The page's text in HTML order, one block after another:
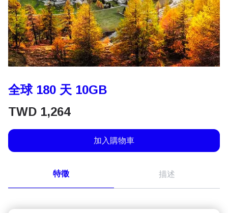
全球 180 天 10GB
TWD 1,264
加入購物車
特徵 描述